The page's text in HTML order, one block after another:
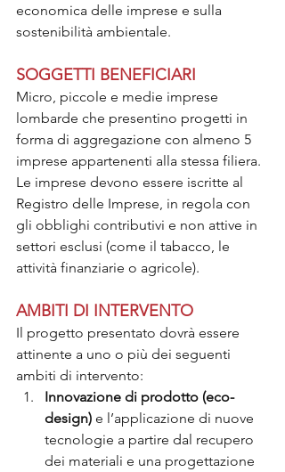
economica delle imprese e sulla
sostenibilità ambientale.
SOGGETTI BENEFICIARI
Micro, piccole e medie imprese
lombarde che presentino progetti in
forma di aggregazione con almeno 5
imprese appartenenti alla stessa filiera.
Le imprese devono essere iscritte al
Registro delle Imprese, in regola con
gli obblighi contributivi e non attive in
settori esclusi (come il tabacco, le
attività finanziarie o agricole).
AMBITI DI INTERVENTO
Il progetto presentato dovrà essere
attinente a uno o più dei seguenti
ambiti di intervento:
Innovazione di prodotto (eco-
design) e l’applicazione di nuove
tecnologie a partire dal recupero
dei materiali e una progettazione